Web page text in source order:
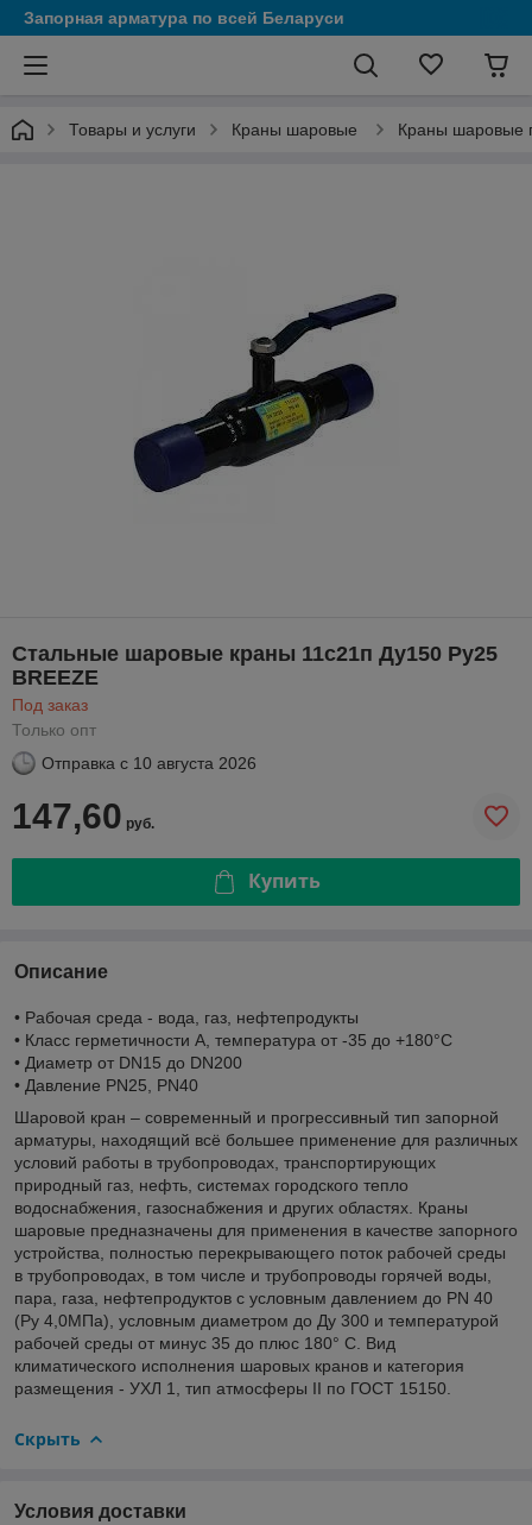
Запорная арматура по всей Беларуси
Товары и услуги Краны шаровые Краны шаровые
Стальные шаровые краны 11с21п Ду150 Ру25
BREEZE
Под заказ
Только опт
Отправка с 10 августа 2026
147,60 руб.
Купить
Описание
• Рабочая среда - вода, газ, нефтепродукты
• Класс герметичности А, температура от -35 до +180°С
• Диаметр от DN15 до DN200
• Давление PN25, PN40
Шаровой кран – современный и прогрессивный тип запорной
арматуры, находящий всё большее применение для различных
условий работы в трубопроводах, транспортирующих
природный газ, нефть, системах городского тепло
водоснабжения, газоснабжения и других областях. Краны
шаровые предназначены для применения в качестве запорного
устройства, полностью перекрывающего поток рабочей среды
в трубопроводах, в том числе и трубопроводы горячей воды,
пара, газа, нефтепродуктов с условным давлением до PN 40
(Pу 4,0МПа), условным диаметром до Ду 300 и температурой
рабочей среды от минус 35 до плюс 180° С. Вид
климатического исполнения шаровых кранов и категория
размещения - УХЛ 1, тип атмосферы II по ГОСТ 15150.
Скрыть
Условия доставки